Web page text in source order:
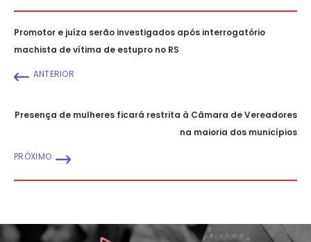
Promotor e juíza serão investigados após interrogatório
machista de vítima de estupro no RS
ANTERIOR
Presença de mulheres ficará restrita à Câmara de Vereadores
na maioria dos municípios
PRÓXIMO